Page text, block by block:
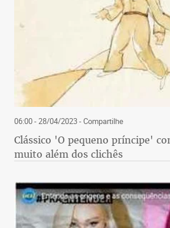
06:00 - 28/04/2023- Compartilhe
Clássico 'O pequeno príncipe'
muito além dos clichês